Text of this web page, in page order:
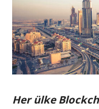
Her ülke